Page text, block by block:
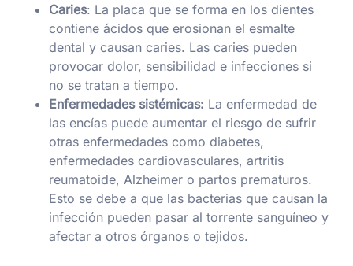
Caries: La placa que se forma en los dientes
contiene ácidos que erosionan el esmalte
dental y causan caries. Las caries pueden
provocar dolor, sensibilidad e infecciones si
no se tratan a tiempo.
Enfermedades sistémicas: La enfermedad de
las encías puede aumentar el riesgo de sufrir
otras enfermedades como diabetes,
enfermedades cardiovasculares, artritis
reumatoide, Alzheimer o partos prematuros.
Esto se debe a que las bacterias que causan la
infección pueden pasar al torrente sanguíneo y
afectar a otros órganos o tejidos.